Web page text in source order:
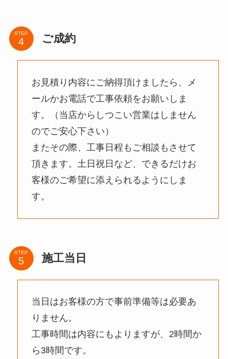
STEP ご成約
お見積り内容にご納得頂けましたら、メ
ールかお電話で工事依頼をお願いしま
す。（当店からしつこい営業はしません
のでご安心下さい）
またその際、工事日程もご相談もさせて
頂きます。土日祝日など、できるだけお
客様のご希望に添えられるようにしま
す。
STEP 施工当日
当日はお客様の方で事前準備等は必要あ
りません。
工事時間は内容にもよりますが、2時間か
ら3時間です。